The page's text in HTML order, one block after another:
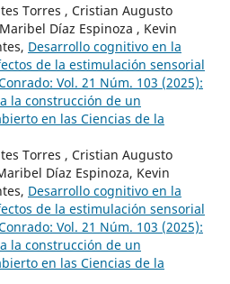
Torres , Cristian Augusto
Díaz Espinoza , Kevin
Desarrollo cognitivo en la
de la estimulación sensorial
Vol. 21 Núm. 103 (2025):
la construcción de un
en las Ciencias de la
Torres , Cristian Augusto
Díaz Espinoza, Kevin
Desarrollo cognitivo en la
de la estimulación sensorial
Vol. 21 Núm. 103 (2025):
la construcción de un
en las Ciencias de la